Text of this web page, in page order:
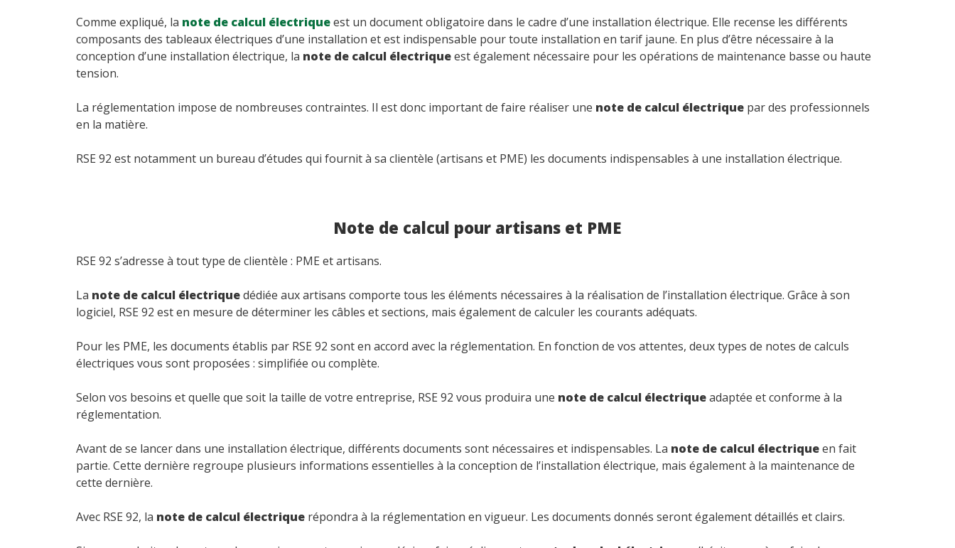
Comme expliqué, la note de calcul électriqueest un document obligatoire dans le cadre d’une installation électrique. Elle recense les différents
composants des tableaux électriques d’une installation et est indispensable pour toute installation en tarif jaune. En plus d’être nécessaire à la
conception d’une installation électrique, la note de calcul électriqueest également nécessaire pour les opérations de maintenance basse ou haute
tension.
La réglementation impose de nombreuses contraintes. Il est donc important de faire réaliser une note de calcul électrique par des professionnels
en la matière.
RSE 92 est notamment un bureau d’études qui fournit à sa clientèle (artisans et PME) les documents indispensables à une installation électrique.
Note de calcul pour artisans et PME
RSE 92 s’adresse à tout type de clientèle : PME et artisans.
La note de calcul électriquedédiée aux artisans comporte tous les éléments nécessaires à la réalisation de l’installation électrique. Grâce à son
logiciel, RSE 92 est en mesure de déterminer les câbles et sections, mais également de calculer les courants adéquats.
Pour les PME, les documents établis par RSE 92 sont en accord avec la réglementation. En fonction de vos attentes, deux types de notes de calculs
électriques vous sont proposées : simplifiée ou complète.
Selon vos besoins et quelle que soit la taille de votre entreprise, RSE 92 vous produira une note de calcul électriqueadaptée et conforme à la
réglementation.
Avant de se lancer dans une installation électrique, différents documents sont nécessaires et indispensables. La note de calcul électriqueen fait
partie. Cette dernière regroupe plusieurs informations essentielles à la conception de l’installation électrique, mais également à la maintenance de
cette dernière.
Avec RSE 92, la note de calcul électrique répondra à la réglementation en vigueur. Les documents donnés seront également détaillés et clairs.